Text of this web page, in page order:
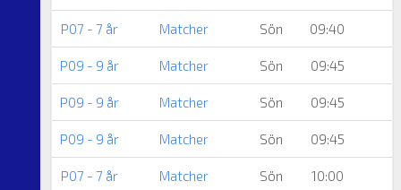
P07 - 7 år Matcher Sön 09:40
P09 - 9 år Matcher Sön 09:45
P09 - 9 år Matcher Sön 09:45
P09 - 9 år Matcher Sön 09:45
P07 - 7 år Matcher Sön 10:00